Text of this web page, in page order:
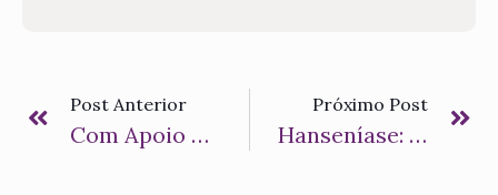
Post Anterior
Com Apoio Da AAL, Hospital Deve Se Tornar Referência Estadual Em Tratamentos De Hanseníase
Próximo Post
Hanseníase: Número De Pacientes Que Começam Tratamento Já Com Sequelas Físicas Aumenta No Brasil